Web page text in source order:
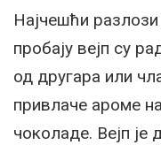
Најчешћи разлози
пробају вејп су
од другара или
привлаче ароме
чоколаде. Вејп је